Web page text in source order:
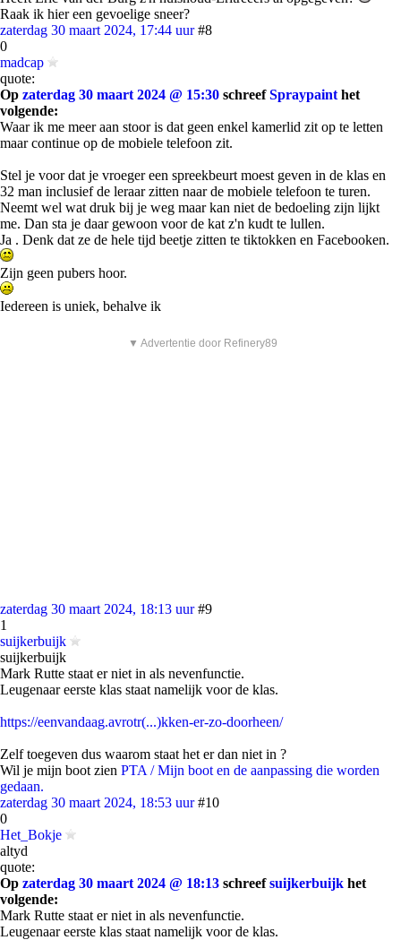
Raak ik hier een gevoelige sneer?
zaterdag 30 maart 2024, 17:44 uur #8
0
madcap
quote:
Op zaterdag 30 maart 2024 @ 15:30 schreefSpraypaint het
volgende:
Waar ik me meer aan stoor is dat geen enkel kamerlid zit op te letten
maar continue op de mobiele telefoon zit.
Stel je voor dat je vroeger een spreekbeurt moest geven in de klas en
32 man inclusief de leraar zitten naar de mobiele telefoon te turen.
Neemt wel wat druk bij je weg maar kan niet de bedoeling zijn lijkt
me. Dan sta je daar gewoon voor de kat z'n kudt te lullen.
Ja . Denk dat ze de hele tijd beetje zitten te tiktokken en Facebooken.
Zijn geen pubers hoor.
Iedereen is uniek, behalve ik
▼ Advertentie door Refinery89
zaterdag 30 maart 2024, 18:13 uur #9
1
suijkerbuijk
suijkerbuijk
Mark Rutte staat er niet in als nevenfunctie.
Leugenaar eerste klas staat namelijk voor de klas.
https://eenvandaag.avrotr(...)kken-er-zo-doorheen/
Zelf toegeven dus waarom staat het er dan niet in ?
Wil je mijn boot zien PTA / Mijn boot en de aanpassing die worden
gedaan.
zaterdag 30 maart 2024, 18:53 uur #10
0
Het_Bokje
altyd
quote:
Op zaterdag 30 maart 2024 @ 18:13 schreefsuijkerbuijk het
volgende:
Mark Rutte staat er niet in als nevenfunctie.
Leugenaar eerste klas staat namelijk voor de klas.